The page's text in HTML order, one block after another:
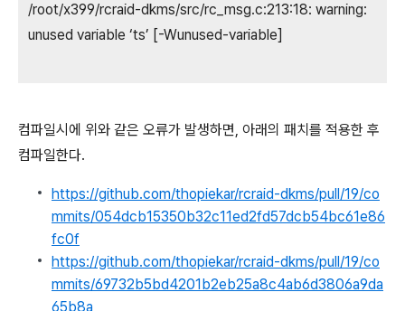
/root/x399/rcraid-dkms/src/rc_msg.c:213:18: warning:
unused variable ‘ts’ [-Wunused-variable]
컴파일시에 위와 같은 오류가 발생하면, 아래의 패치를 적용한 후
컴파일한다.
https://github.com/thopiekar/rcraid-dkms/pull/19/co
mmits/054dcb15350b32c11ed2fd57dcb54bc61e86
fc0f
https://github.com/thopiekar/rcraid-dkms/pull/19/co
mmits/69732b5bd4201b2eb25a8c4ab6d3806a9da
65b8a